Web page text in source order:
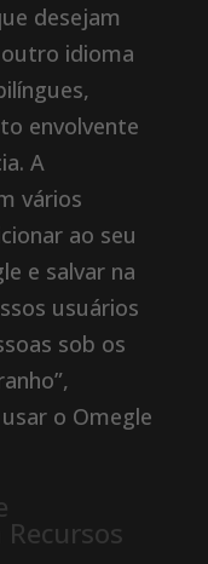
desejam
idioma
envolvente
A
vários
ao seu
e salvar na
usuários
sob os
o Omegle